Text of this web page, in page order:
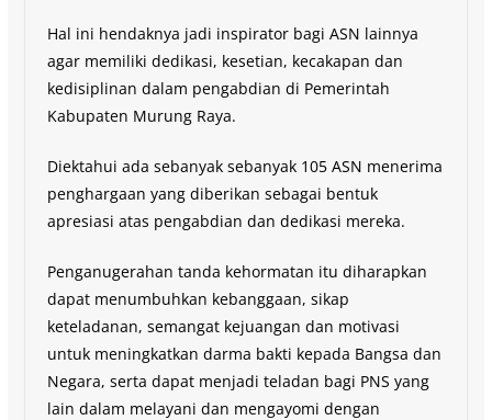
Hal ini hendaknya jadi inspirator bagi ASN lainnya
agar memiliki dedikasi, kesetian, kecakapan dan
kedisiplinan dalam pengabdian di Pemerintah
Kabupaten Murung Raya.
Diektahui ada sebanyak sebanyak 105 ASN menerima
penghargaan yang diberikan sebagai bentuk
apresiasi atas pengabdian dan dedikasi mereka.
Penganugerahan tanda kehormatan itu diharapkan
dapat menumbuhkan kebanggaan, sikap
keteladanan, semangat kejuangan dan motivasi
untuk meningkatkan darma bakti kepada Bangsa dan
Negara, serta dapat menjadi teladan bagi PNS yang
lain dalam melayani dan mengayomi dengan